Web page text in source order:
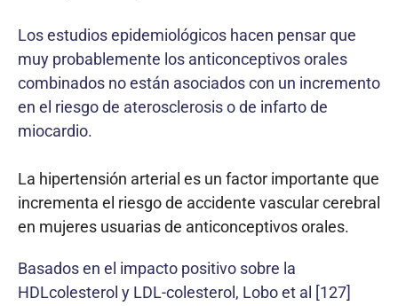
Los estudios epidemiológicos hacen pensar que
muy probablemente los anticonceptivos orales
combinados no están asociados con un incremento
en el riesgo de aterosclerosis o de infarto de
miocardio.
La hipertensión arterial es un factor importante que
incrementa el riesgo de accidente vascular cerebral
en mujeres usuarias de anticonceptivos orales.
Basados en el impacto positivo sobre la
HDLcolesterol y LDL-colesterol, Lobo et al [127]